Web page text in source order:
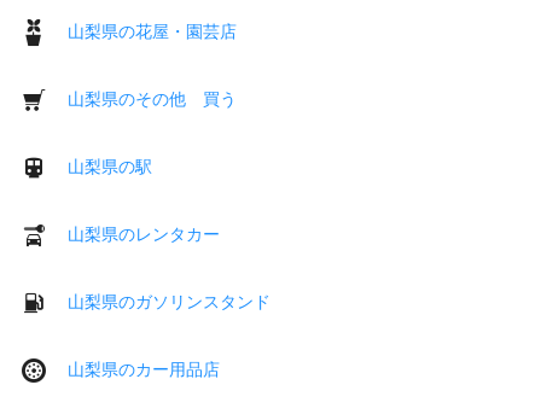
山梨県の花屋・園芸店
山梨県のその他 買う
山梨県の駅
山梨県のレンタカー
山梨県のガソリンスタンド
山梨県のカー用品店